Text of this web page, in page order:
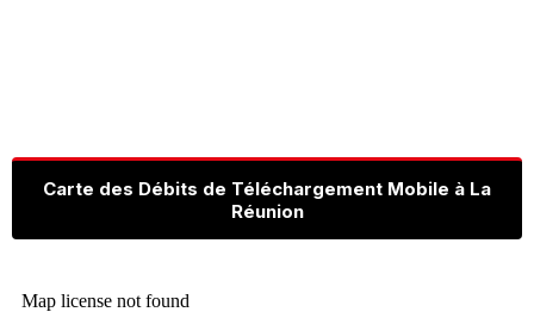
Carte des Débits de Téléchargement Mobile à La
Réunion